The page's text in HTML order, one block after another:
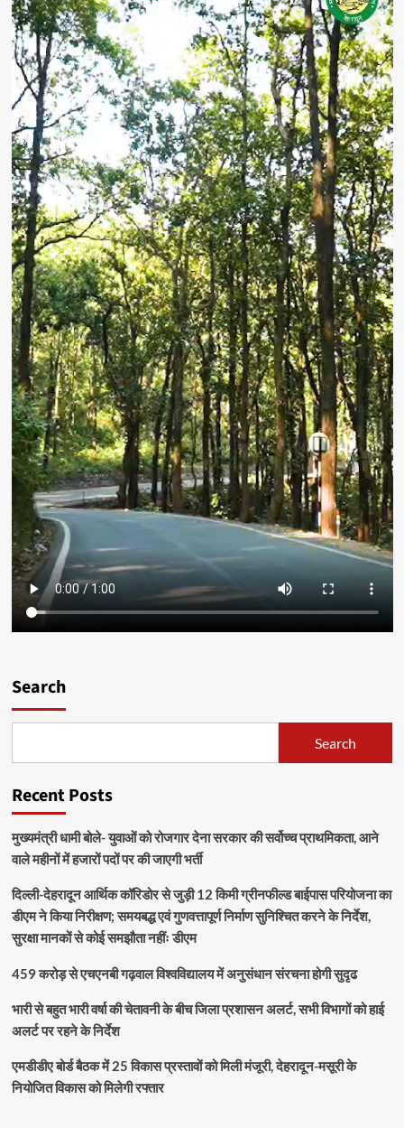
Search
Search
Recent Posts
मुख्यमंत्री धामी बोले- युवाओं को रोजगार देना सरकार की सर्वोच्च प्राथमिकता, आने
वाले महीनों में हजारों पदों पर की जाएगी भर्ती
दिल्ली-देहरादून आर्थिक कॉरिडोर से जुड़ी 12 किमी ग्रीनफील्ड बाईपास परियोजना का
डीएम ने किया निरीक्षण; समयबद्ध एवं गुणवत्तापूर्ण निर्माण सुनिश्चित करने के निर्देश,
सुरक्षा मानकों से कोई समझौता नहींः डीएम
459 करोड़ से एचएनबी गढ़वाल विश्वविद्यालय में अनुसंधान संरचना होगी सुदृढ
भारी से बहुत भारी वर्षा की चेतावनी के बीच जिला प्रशासन अलर्ट, सभी विभागों को हाई
अलर्ट पर रहने के निर्देश
एमडीडीए बोर्ड बैठक में 25 विकास प्रस्तावों को मिली मंजूरी, देहरादून-मसूरी के
नियोजित विकास को मिलेगी रफ्तार